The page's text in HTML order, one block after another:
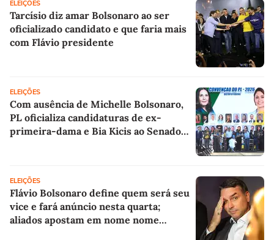
ELEIÇÕES
Tarcísio diz amar Bolsonaro ao ser
oficializado candidato e que faria mais
com Flávio presidente
ELEIÇÕES
Com ausência de Michelle Bolsonaro,
PL oficializa candidaturas de ex-
primeira-dama e Bia Kicis ao Senado
ELEIÇÕES
Flávio Bolsonaro define quem será seu
vice e fará anúncio nesta quarta;
aliados apostam em nome nome